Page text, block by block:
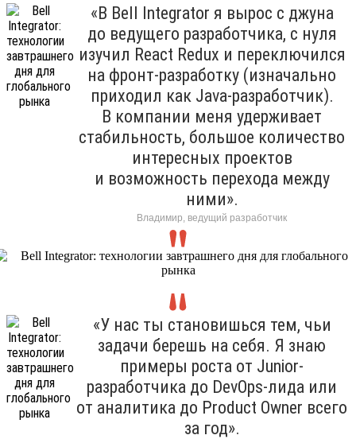
«В Bell Integrator я вырос с джуна
до ведущего разработчика, с нуля
изучил React Redux и переключился
на фронт-разработку (изначально
приходил как Java-разработчик).
В компании меня удерживает
стабильность, большое количество
интересных проектов
и возможность перехода между
ними».
Владимир, ведущий разработчик
«У нас ты становишься тем, чьи
задачи берешь на себя. Я знаю
примеры роста от Junior-
разработчика до DevOps-лида или
от аналитика до Product Owner всего
за год».